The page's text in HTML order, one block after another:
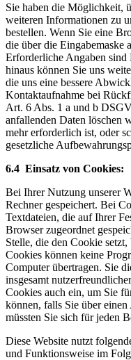
Sie haben die Möglichkeit,
weiteren Informationen zu
bestellen. Wenn Sie eine
die über die Eingabemaske
Erforderliche Angaben
hinaus können Sie uns
die uns eine bessere
Kontaktaufnahme bei
Art. 6 Abs. 1 a und b
anfallenden Daten löschen
mehr erforderlich ist, oder
gesetzliche
6.4 Einsatz von Cookies:
Bei Ihrer Nutzung unserer
Rechner gespeichert. Bei
Textdateien, die auf Ihrer
Browser zugeordnet
Stelle, die den Cookie
Cookies können keine
Computer übertragen. Sie
insgesamt
Cookies auch ein, um Sie
können, falls Sie über
müssten Sie sich für jeden
Diese Website nutzt
und Funktionsweise im